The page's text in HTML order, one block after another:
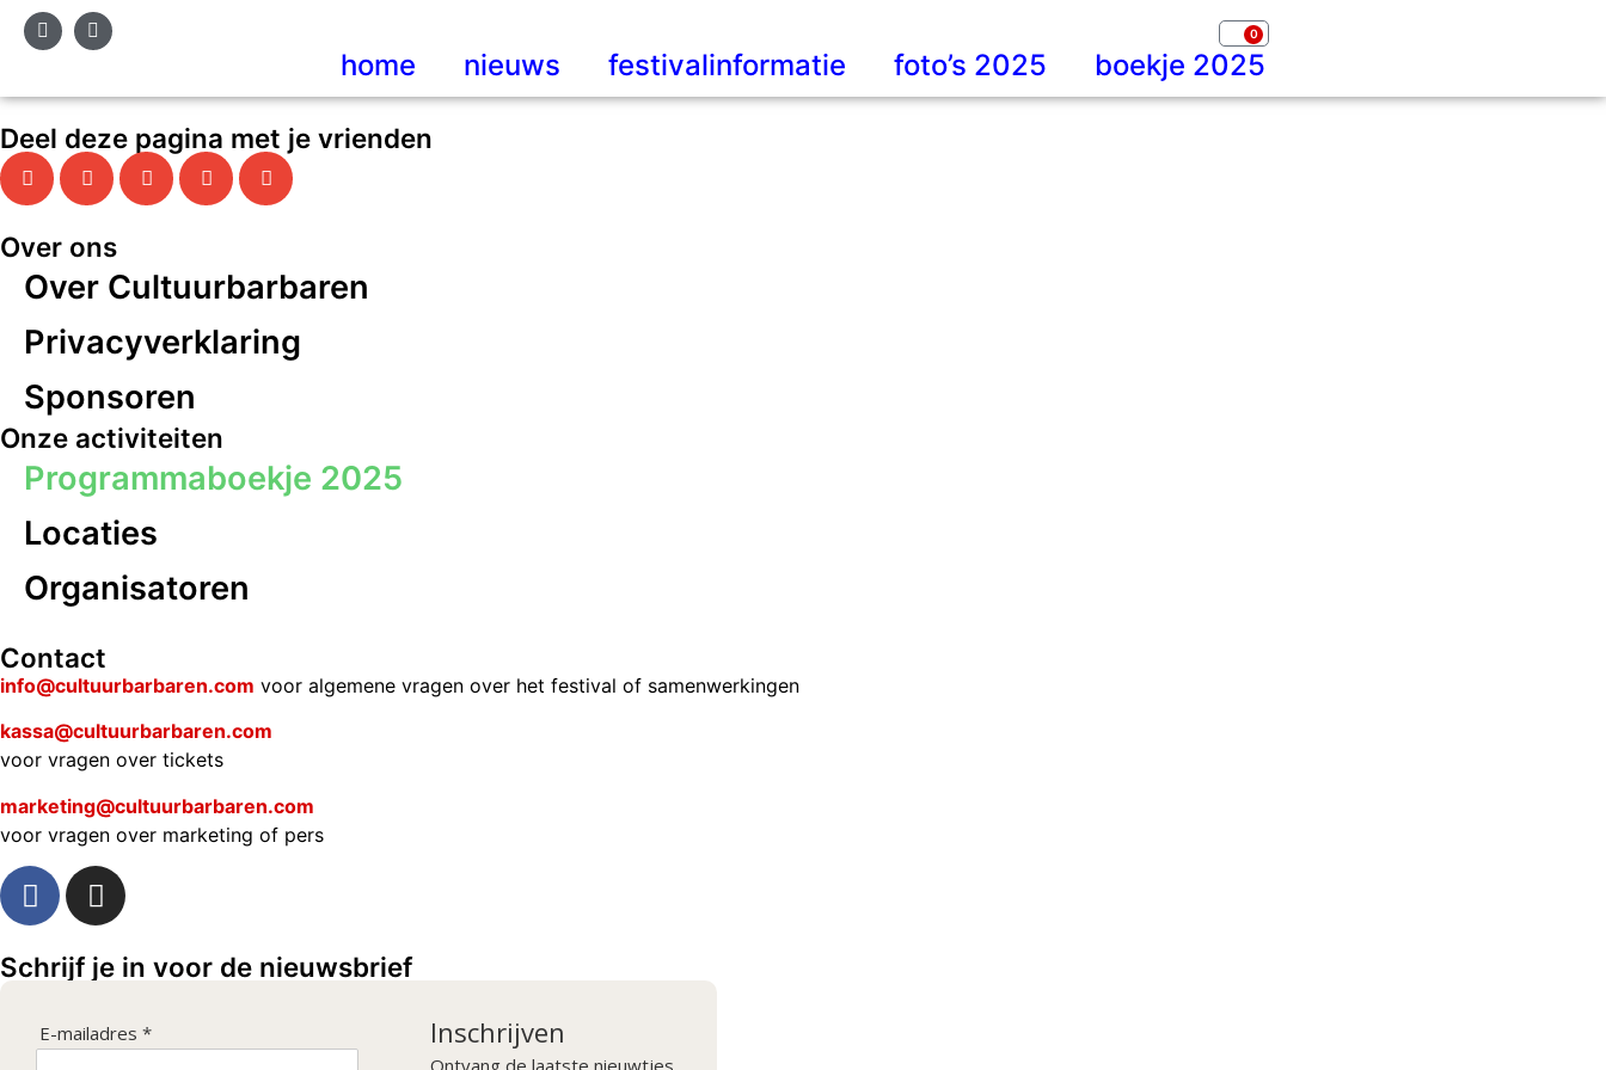
0
home nieuws festivalinformatie foto’s 2025 boekje 2025
Deel deze pagina met je vrienden
Over ons
Over Cultuurbarbaren
Privacyverklaring
Sponsoren
Onze activiteiten
Programmaboekje 2025
Locaties
Organisatoren
Contact
info@cultuurbarbaren.com voor algemene vragen over het festival of samenwerkingen
kassa@cultuurbarbaren.com
voor vragen over tickets
marketing@cultuurbarbaren.com
voor vragen over marketing of pers
Schrijf je in voor de nieuwsbrief
E-mailadres * Inschrijven
Ontvang de laatste nieuwtjes